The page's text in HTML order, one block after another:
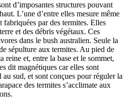
d’imposantes structures pouvant
L’une d’entre elles mesure même
fabriquées par des termites. Elles
et des débris végétaux. Ces
dans le bush australien. Seule la
sépulture aux termites. Au pied de
reine et, entre la base et le sommet,
dit magnétiques car elles sont
sud, et sont conçues pour réguler la
des termites s’acclimate aux